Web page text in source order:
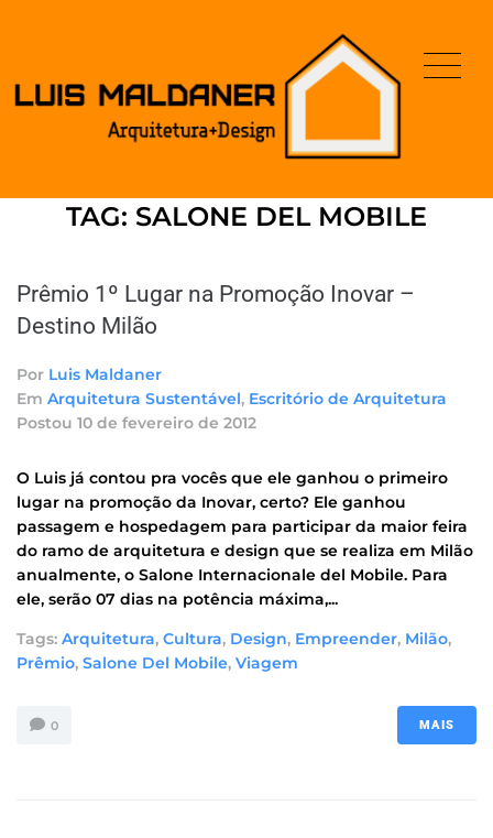
TAG: SALONE DEL MOBILE
Prêmio 1º Lugar na Promoção Inovar –
Destino Milão
Por Luis Maldaner
Em Arquitetura Sustentável, Escritório de Arquitetura
Postou 10 de fevereiro de 2012
O Luis já contou pra vocês que ele ganhou o primeiro
lugar na promoção da Inovar, certo? Ele ganhou
passagem e hospedagem para participar da maior feira
do ramo de arquitetura e design que se realiza em Milão
anualmente, o Salone Internacionale del Mobile. Para
ele, serão 07 dias na potência máxima,...
Tags: Arquitetura, Cultura, Design, Empreender, Milão,
Prêmio, Salone Del Mobile, Viagem
0 MAIS